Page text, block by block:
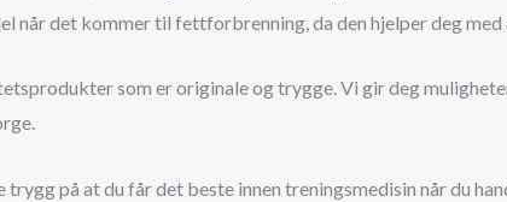
når det kommer til fettforbrenning, da den hjelper deg med
som er originale og trygge. Vi gir deg
på at du får det beste innen treningsmedisin når du